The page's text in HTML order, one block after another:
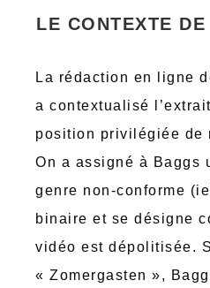
LE CONTEXTE DE
La rédaction en ligne
a contextualisé
position privilégiée de
On a assigné à Baggs
genre non-conforme
binaire et se désigne
vidéo est dépolitisée.
« Zomergasten »,